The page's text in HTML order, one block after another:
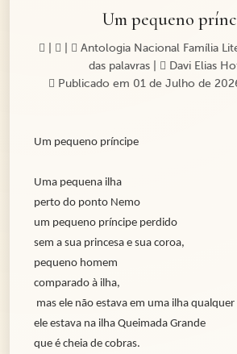
Um pequeno
Antologia Nacional Família
das palavras|
Davi Elias
Publicado em 01 de Julho de
Um pequeno príncipe
Uma pequena ilha
perto do ponto Nemo
um pequeno príncipe perdido
sem a sua princesa e sua coroa,
pequeno homem
comparado à ilha,
mas ele não estava em uma ilha qualquer
ele estava na ilha Queimada Grande
que é cheia de cobras.